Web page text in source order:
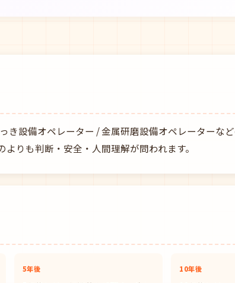
き設備オペレーター / 金属研磨設備オペレーターな
りも判断・安全・人間理解が問われます。
5年後 10年後